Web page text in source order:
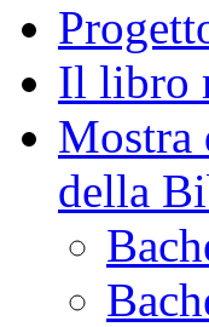
Il libro
Mostra
della